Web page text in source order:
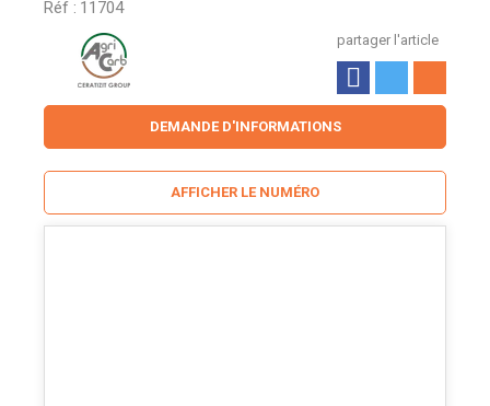
Réf : 11704
partager l'article
DEMANDE D'INFORMATIONS
AFFICHER LE NUMÉRO